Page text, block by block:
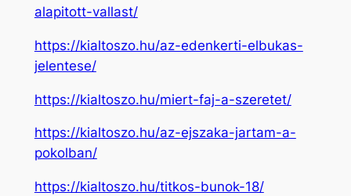
alapitott-vallast/
https://kialtoszo.hu/az-edenkerti-elbukas-
jelentese/
https://kialtoszo.hu/miert-faj-a-szeretet/
https://kialtoszo.hu/az-ejszaka-jartam-a-
pokolban/
https://kialtoszo.hu/titkos-bunok-18/